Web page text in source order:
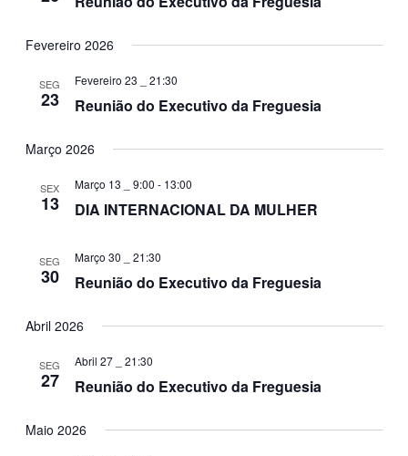
Fevereiro 2026
SEG
23 Reunião do Executivo da Freguesia
Fevereiro 23 _ 21:30
Março 2026
SEX
13 DIA INTERNACIONAL DA MULHER
Março 13 _ 9:00 - 13:00
SEG
30 Reunião do Executivo da Freguesia
Março 30 _ 21:30
Abril 2026
SEG
27 Reunião do Executivo da Freguesia
Abril 27 _ 21:30
Maio 2026